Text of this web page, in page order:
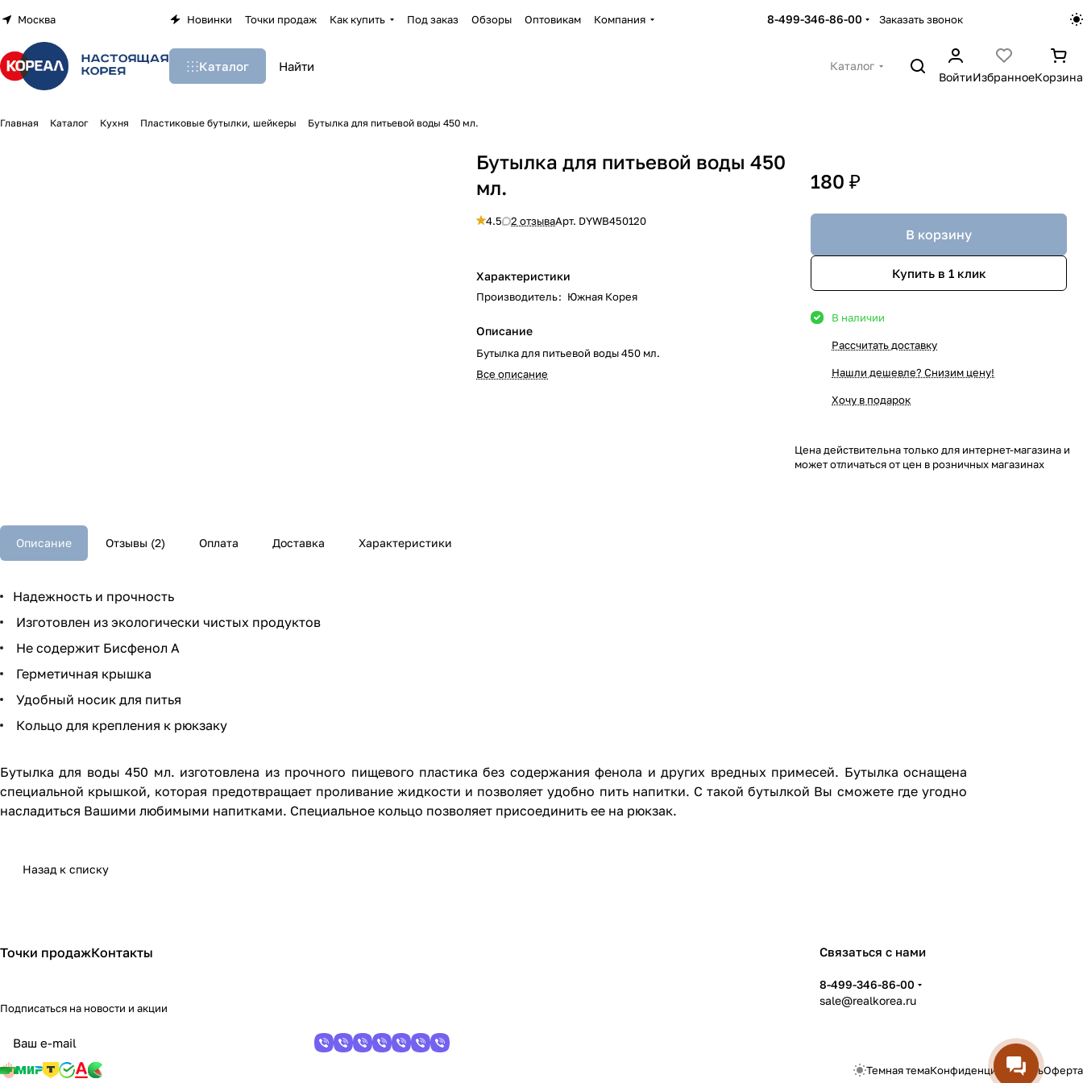
Москва Новинки Точки продаж Как купить Под заказ Обзоры Оптовикам Компания 8-499-346-86-00 Заказать звонок
Каталог
Каталог
ВойтиИзбранноеКорзина
Главная Каталог Кухня Пластиковые бутылки, шейкеры Бутылка для питьевой воды 450 мл.
Бутылка для питьевой воды 450
мл.
4.5 2 отзываАрт. DYWB450120
Характеристики
Производитель: Южная Корея
Описание
Бутылка для питьевой воды 450 мл.
Все описание
180 ₽
В корзину
Купить в 1 клик
В наличии
Рассчитать доставку
Нашли дешевле? Снизим цену!
Хочу в подарок
Цена действительна только для интернет-магазина и
может отличаться от цен в розничных магазинах
Описание Отзывы (2) Оплата Доставка Характеристики
Надежность и прочность
Изготовлен из экологически чистых продуктов
Не содержит Бисфенол А
Герметичная крышка
Удобный носик для питья
Кольцо для крепления к рюкзаку
Бутылка для воды 450 мл. изготовлена из прочного пищевого пластика без содержания фенола и других вредных примесей. Бутылка оснащена
специальной крышкой, которая предотвращает проливание жидкости и позволяет удобно пить напитки. С такой бутылкой Вы сможете где угодно
насладиться Вашими любимыми напитками. Специальное кольцо позволяет присоединить ее на рюкзак.
Назад к списку
Точки продажКонтакты
Подписаться на новости и акции
Связаться с нами
8-499-346-86-00
sale@realkorea.ru
Темная темаКонфиденциальностьОферта